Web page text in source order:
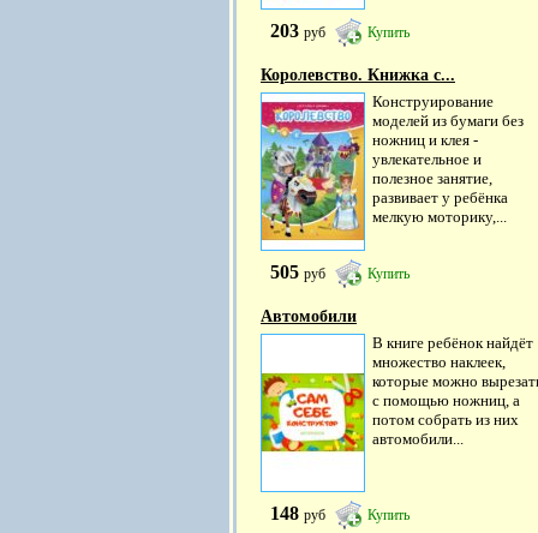
203 руб Купить
Королевство. Книжка с...
Конструирование
моделей из бумаги без
ножниц и клея -
увлекательное и
полезное занятие,
развивает у ребёнка
мелкую моторику,...
505 руб Купить
Автомобили
В книге ребёнок найдёт
множество наклеек,
которые можно
с помощью ножниц, а
потом собрать из них
автомобили...
148 руб Купить